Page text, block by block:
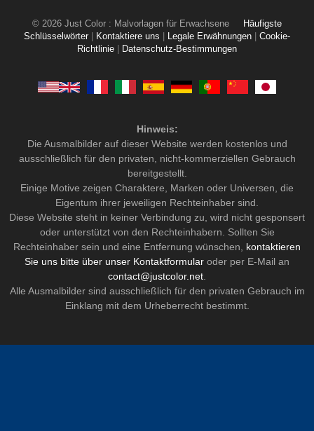
© 2026 Just Color : Malvorlagen für Erwachsene
Häufigste
Schlüsselwörter
Kontaktiere uns Legale Erwähnungen
Cookie-
Richtlinie
Datenschutz-Bestimmungen
Hinweis:
Die Ausmalbilder auf dieser Website werden kostenlos und
ausschließlich für den privaten, nicht-kommerziellen Gebrauch
bereitgestellt.
Einige Motive zeigen Charaktere, Marken oder Universen, die
Eigentum ihrer jeweiligen Rechteinhaber sind.
Diese Website steht in keiner Verbindung zu, wird nicht gesponsert
oder unterstützt von den Rechteinhabern. Sollten Sie
Rechteinhaber sein und eine Entfernung wünschen, kontaktieren
Sie uns bitte über unser Kontaktformular oder per E-Mail an
contact@justcolor.net.
Alle Ausmalbilder sind ausschließlich für den privaten Gebrauch im
Einklang mit dem Urheberrecht bestimmt.